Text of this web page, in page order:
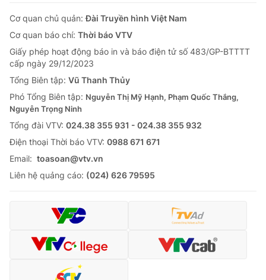
Cơ quan chủ quản:Đài Truyền hình Việt Nam
Cơ quan báo chí: Thời báo VTV
Giấy phép hoạt động báo in và báo điện tử số 483/GP-BTTTT
cấp ngày 29/12/2023
Tổng Biên tập: Vũ Thanh Thủy
Phó Tổng Biên tập: Nguyễn Thị Mỹ Hạnh, Phạm Quốc Thắng,
Nguyễn Trọng Ninh
Tổng đài VTV: 024.38 355 931 - 024.38 355 932
Ðiện thoại Thời báo VTV: 0988 671 671
Email: toasoan@vtv.vn
Liên hệ quảng cáo: (024) 626 79595